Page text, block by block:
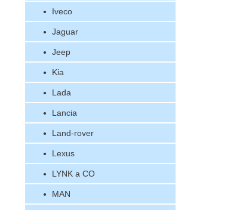
Iveco
Jaguar
Jeep
Kia
Lada
Lancia
Land-rover
Lexus
LYNK a CO
MAN